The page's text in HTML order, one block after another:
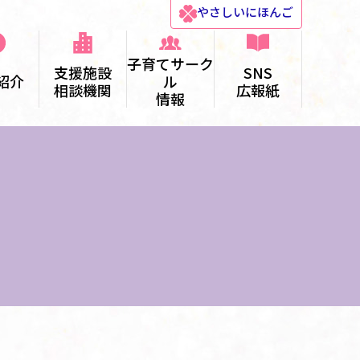
やさしいにほんご
介
支援施設
相談機関
子育てサーク
ル
情報
SNS
広報紙